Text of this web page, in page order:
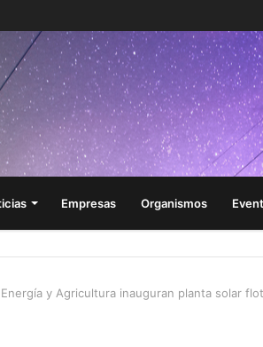
Empresas Organismos
y Agricultura inauguran planta solar